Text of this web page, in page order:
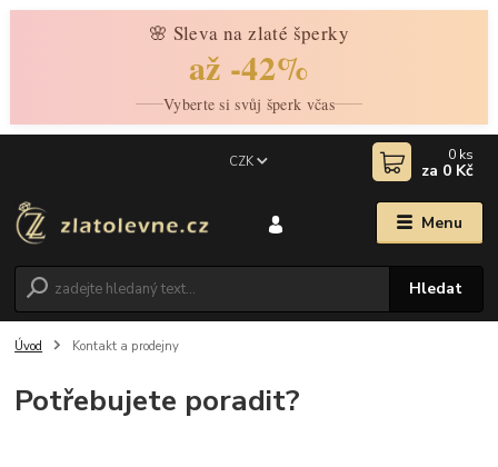
🌸 Sleva na zlaté šperky
až -42%
Vyberte si svůj šperk včas
Menu
CZK
Hledat
0 ks
za 0 Kč
Úvod Kontakt a prodejny
Potřebujete poradit?